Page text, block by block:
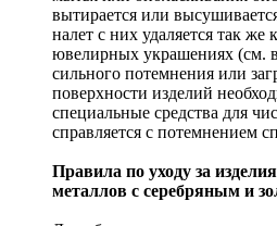
вытирается или
налет с них удаляется так же
ювелирных украшениях (см.
сильного потемнения или
поверхности изделий
специальные средства для
справляется с потемнением
Правила по уходу за
металлов с серебряным и